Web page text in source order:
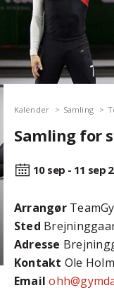
Kalender Samling
Samling for
10 sep - 11 sep
Arrangør
Sted
Adresse
Kontakt Ole
Email